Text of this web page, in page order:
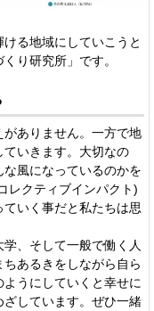
る地域にしていこうと
り研究所」です。
ありません。一方で地
いきます。大切なの
風になっているのかを
レクティブインパクト)
いく事だと私たちは思
、そして一般で働く人
あるきをしながら自ら
うにしていくと幸せに
しています。ぜひ一緒